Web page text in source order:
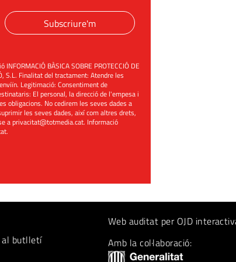
Subscriure'm
BÀSICA SOBRE PROTECCIÓ DE
S.L. Finalitat del tractament: Atendre les
Legitimació: Consentiment de
El personal, la direcció de l'empesa i
obligacions. No cedirem les seves dades a
les seves dades, així com altres drets,
aprivacitat@totmedia.cat. Informació
.
al butlletí
Web auditat per OJD
Amb la col·laboració: